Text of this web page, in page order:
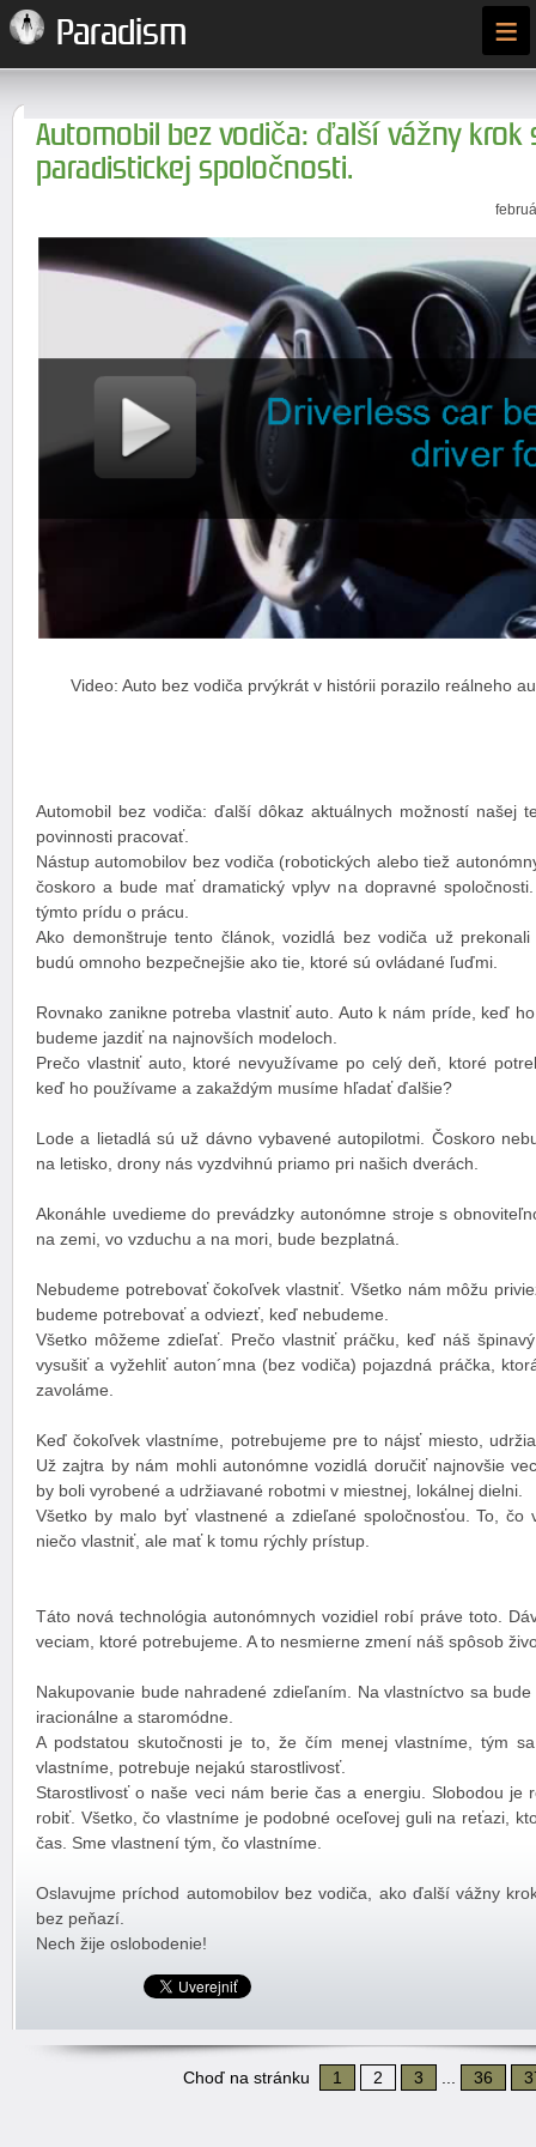
Paradism ≡
Automobil bez vodiča: ďalší vážny krok
paradistickej spoločnosti.
Video: Auto bez vodiča prvýkrát v histórii porazilo reálneho
Automobil bez vodiča: ďalší dôkaz aktuálnych možností našej
povinnosti pracovať.
Nástup automobilov bez vodiča (robotických alebo tiež
čoskoro a bude mať dramatický vplyv na dopravné
týmto prídu o prácu.
Ako demonštruje tento článok, vozidlá bez vodiča už
budú omnoho bezpečnejšie ako tie, ktoré sú ovládané ľuďmi.
Rovnako zanikne potreba vlastniť auto. Auto k nám príde, keď
budeme jazdiť na najnovších modeloch.
Prečo vlastniť auto, ktoré nevyužívame po celý deň, ktoré
keď ho používame a zakaždým musíme hľadať ďalšie?
Lode a lietadlá sú už dávno vybavené autopilotmi. Čoskoro
na letisko, drony nás vyzdvihnú priamo pri našich dverách.
Akonáhle uvedieme do prevádzky autonómne stroje s
na zemi, vo vzduchu a na mori, bude bezplatná.
Nebudeme potrebovať čokoľvek vlastniť. Všetko nám môžu
budeme potrebovať a odviezť, keď nebudeme.
Všetko môžeme zdieľať. Prečo vlastniť práčku, keď náš
vysušiť a vyžehliť auton´mna (bez vodiča) pojazdná práčka,
zavoláme.
Keď čokoľvek vlastníme, potrebujeme pre to nájsť miesto,
Už zajtra by nám mohli autonómne vozidlá doručiť najnovšie
by boli vyrobené a udržiavané robotmi v miestnej, lokálnej dielni.
Všetko by malo byť vlastnené a zdieľané spoločnosťou. To, čo
niečo vlastniť, ale mať k tomu rýchly prístup.
Táto nová technológia autonómnych vozidiel robí práve toto.
veciam, ktoré potrebujeme. A to nesmierne zmení náš spôsob
Nakupovanie bude nahradené zdieľaním. Na vlastníctvo sa
iracionálne a staromódne.
A podstatou skutočnosti je to, že čím menej vlastníme, tým
vlastníme, potrebuje nejakú starostlivosť.
Starostlivosť o naše veci nám berie čas a energiu. Slobodou je
robiť. Všetko, čo vlastníme je podobné oceľovej guli na reťazi,
čas. Sme vlastnení tým, čo vlastníme.
Oslavujme príchod automobilov bez vodiča, ako ďalší vážny
bez peňazí.
Nech žije oslobodenie!
Choď na stránku 1 2 3 36